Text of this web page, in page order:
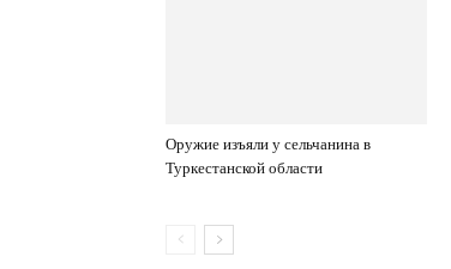
Оружие изъяли у сельчанина в
Туркестанской области